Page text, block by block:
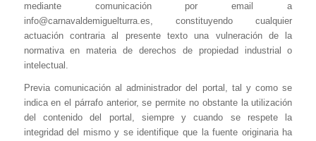
mediante comunicación por email a
info@carnavaldemiguelturra.es, constituyendo cualquier
actuación contraria al presente texto una vulneración de la
normativa en materia de derechos de propiedad industrial o
intelectual.
Previa comunicación al administrador del portal, tal y como se
indica en el párrafo anterior, se permite no obstante la utilización
del contenido del portal, siempre y cuando se respete la
integridad del mismo y se identifique que la fuente originaria ha